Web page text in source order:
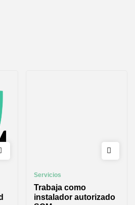
Servicios
Trabaja como
instalador autorizado